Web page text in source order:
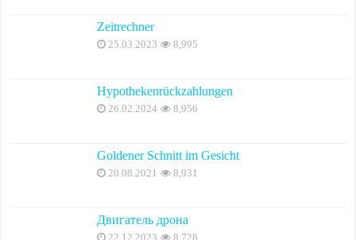
Zeitrechner
25.03.2023 8,995
Hypothekenrückzahlungen
26.02.2024 8,956
Goldener Schnitt im Gesicht
20.08.2021 8,931
Двигатель дрона